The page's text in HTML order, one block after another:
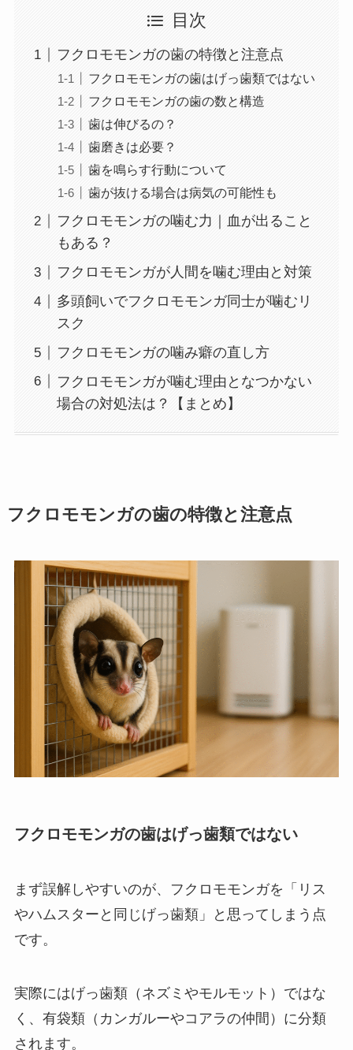
目次
フクロモモンガの歯の特徴と注意点
フクロモモンガの歯はげっ歯類ではない
フクロモモンガの歯の数と構造
歯は伸びるの？
歯磨きは必要？
歯を鳴らす行動について
歯が抜ける場合は病気の可能性も
フクロモモンガの噛む力｜血が出ること
もある？
フクロモモンガが人間を噛む理由と対策
多頭飼いでフクロモモンガ同士が噛むリ
スク
フクロモモンガの噛み癖の直し方
フクロモモンガが噛む理由となつかない
場合の対処法は？【まとめ】
フクロモモンガの歯の特徴と注意点
フクロモモンガの歯はげっ歯類ではない
まず誤解しやすいのが、フクロモモンガを「リス
やハムスターと同じげっ歯類」と思ってしまう点
です。
実際にはげっ歯類（ネズミやモルモット）ではな
く、有袋類（カンガルーやコアラの仲間）に分類
されます。